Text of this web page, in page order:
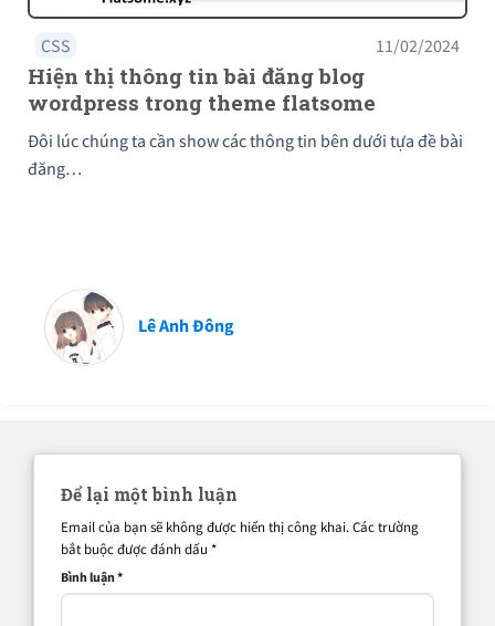
CSS 11/02/2024
Hiện thị thông tin bài đăng blog
wordpress trong theme flatsome
Đôi lúc chúng ta cần show các thông tin bên dưới tựa đề bài
đăng…
Lê Anh Đông
Để lại một bình luận
Email của bạn sẽ không được hiển thị công khai.Các trường
bắt buộc được đánh dấu *
Bình luận*